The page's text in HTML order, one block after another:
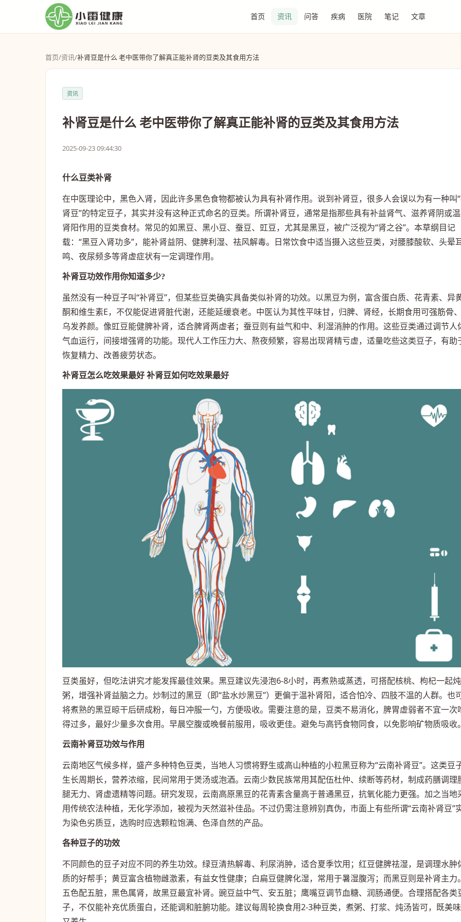
首页 资讯 问答 疾病 医院 笔记 文章
首页/资讯/补肾豆是什么 老中医带你了解真正能补肾的豆类及其食用方法
资讯
补肾豆是什么 老中医带你了解真正能补肾的豆类及其食用方法
2025-09-23 09:44:30
什么豆类补肾
在中医理论中，黑色入肾，因此许多黑色食物都被认为具有补肾作用。说到补肾豆，很多人会误以为有一种叫
肾豆”的特定豆子，其实并没有这种正式命名的豆类。所谓补肾豆，通常是指那些具有补益肾气、滋养肾阴或
肾阳作用的豆类食材。常见的如黑豆、黑小豆、蚕豆、豇豆，尤其是黑豆，被广泛视为“肾之谷”。本草纲目记
载：“黑豆入肾功多”，能补肾益阴、健脾利湿、祛风解毒。日常饮食中适当摄入这些豆类，对腰膝酸软、头晕
鸣、夜尿频多等肾虚症状有一定调理作用。
补肾豆功效作用你知道多少?
虽然没有一种豆子叫“补肾豆”，但某些豆类确实具备类似补肾的功效。以黑豆为例，富含蛋白质、花青素、异
酮和维生素E，不仅能促进肾脏代谢，还能延缓衰老。中医认为其性平味甘，归脾、肾经，长期食用可强筋骨、
乌发养颜。像豇豆能健脾补肾，适合脾肾两虚者；蚕豆则有益气和中、利湿消肿的作用。这些豆类通过调节人
气血运行，间接增强肾的功能。现代人工作压力大、熬夜频繁，容易出现肾精亏虚，适量吃些这类豆子，有助
恢复精力、改善疲劳状态。
补肾豆怎么吃效果最好 补肾豆如何吃效果最好
豆类虽好，但吃法讲究才能发挥最佳效果。黑豆建议先浸泡6-8小时，再煮熟或蒸透，可搭配核桃、枸杞一起炖
粥，增强补肾益脑之力。炒制过的黑豆（即“盐水炒黑豆”）更偏于温补肾阳，适合怕冷、四肢不温的人群。也
将煮熟的黑豆晾干后研成粉，每日冲服一勺，方便吸收。需要注意的是，豆类不易消化，脾胃虚弱者不宜一次
得过多，最好少量多次食用。早晨空腹或晚餐前服用，吸收更佳。避免与高钙食物同食，以免影响矿物质吸收。
云南补肾豆功效与作用
云南地区气候多样，盛产多种特色豆类，当地人习惯将野生或高山种植的小粒黑豆称为“云南补肾豆”。这类豆
生长周期长，营养浓缩，民间常用于煲汤或泡酒。云南少数民族常用其配伍杜仲、续断等药材，制成药膳调理
腿无力、肾虚遗精等问题。研究发现，云南高原黑豆的花青素含量高于普通黑豆，抗氧化能力更强。加之当地
用传统农法种植，无化学添加，被视为天然滋补佳品。不过仍需注意辨别真伪，市面上有些所谓“云南补肾豆”
为染色劣质豆，选购时应选颗粒饱满、色泽自然的产品。
各种豆子的功效
不同颜色的豆子对应不同的养生功效。绿豆清热解毒、利尿消肿，适合夏季饮用；红豆健脾祛湿，是调理水肿
质的好帮手；黄豆富含植物雌激素，有益女性健康；白扁豆健脾化湿，常用于暑湿腹泻；而黑豆则是补肾主力。
五色配五脏，黑色属肾，故黑豆最宜补肾。豌豆益中气、安五脏；鹰嘴豆调节血糖、润肠通便。合理搭配各类
子，不仅能补充优质蛋白，还能调和脏腑功能。建议每周轮换食用2-3种豆类，煮粥、打浆、炖汤皆可，既美味